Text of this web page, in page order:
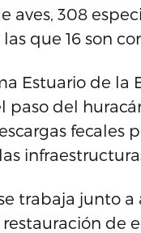
aves, 308
que 16 son
Estuario de la
paso del
fecales
trabaja junto a
de